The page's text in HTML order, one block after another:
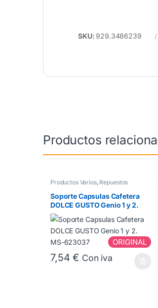
SKU: 929.3486239
Productos
Productos Varios, Repuestos
Cafeteras Dolce Gusto
Soporte Capsulas Cafetera
DOLCE GUSTO Genio 1 y 2.
MS-623037
ORIGINAL
7,54€ Con iva